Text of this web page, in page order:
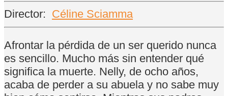
Director: Céline Sciamma
Afrontar la pérdida de un ser querido nunca
es sencillo. Mucho más sin entender qué
significa la muerte. Nelly, de ocho años,
acaba de perder a su abuela y no sabe muy